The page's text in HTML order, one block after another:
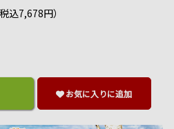
税込7,678円）
お気に入りに追加